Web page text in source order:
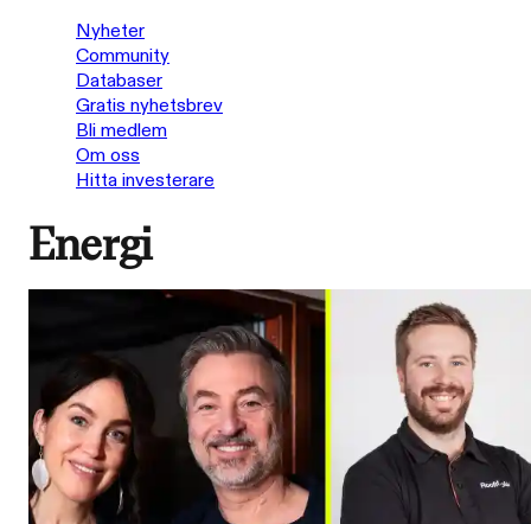
Nyheter
Community
Databaser
Gratis nyhetsbrev
Bli medlem
Om oss
Hitta investerare
Energi